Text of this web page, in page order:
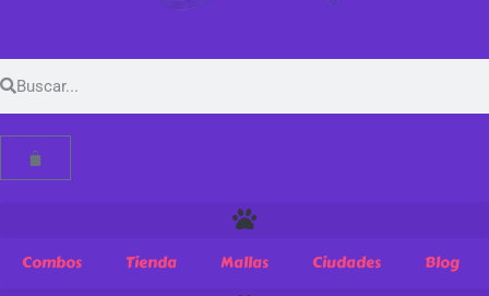
Combos Tienda Mallas Ciudades Blog